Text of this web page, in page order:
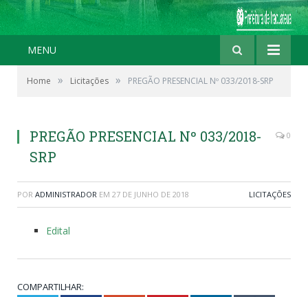
MENU
Home » Licitações » PREGÃO PRESENCIAL Nº 033/2018-SRP
PREGÃO PRESENCIAL Nº 033/2018-
SRP
0
POR ADMINISTRADOR EM 27 DE JUNHO DE 2018 LICITAÇÕES
Edital
COMPARTILHAR: